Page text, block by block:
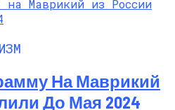
На Маврикий
До Мая 2024